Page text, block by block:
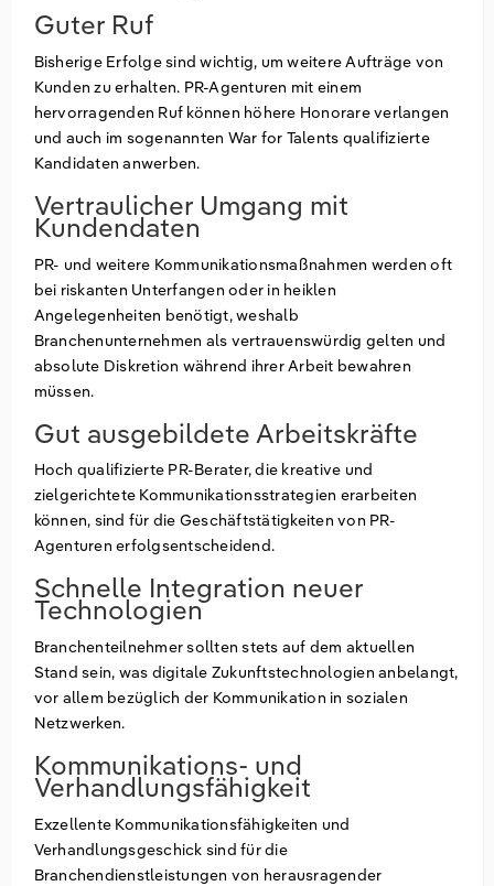
Guter Ruf
Bisherige Erfolge sind wichtig, um weitere Aufträge von
Kunden zu erhalten. PR-Agenturen mit einem
hervorragenden Ruf können höhere Honorare verlangen
und auch im sogenannten War for Talents qualifizierte
Kandidaten anwerben.
Vertraulicher Umgang mit
Kundendaten
PR- und weitere Kommunikationsmaßnahmen werden oft
bei riskanten Unterfangen oder in heiklen
Angelegenheiten benötigt, weshalb
Branchenunternehmen als vertrauenswürdig gelten und
absolute Diskretion während ihrer Arbeit bewahren
müssen.
Gut ausgebildete Arbeitskräfte
Hoch qualifizierte PR-Berater, die kreative und
zielgerichtete Kommunikationsstrategien erarbeiten
können, sind für die Geschäftstätigkeiten von PR-
Agenturen erfolgsentscheidend.
Schnelle Integration neuer
Technologien
Branchenteilnehmer sollten stets auf dem aktuellen
Stand sein, was digitale Zukunftstechnologien anbelangt,
vor allem bezüglich der Kommunikation in sozialen
Netzwerken.
Kommunikations- und
Verhandlungsfähigkeit
Exzellente Kommunikationsfähigkeiten und
Verhandlungsgeschick sind für die
Branchendienstleistungen von herausragender